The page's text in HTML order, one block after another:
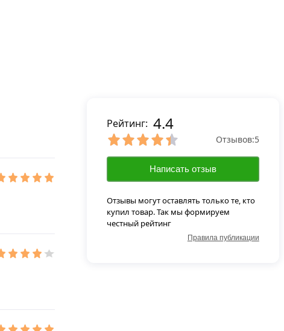
Рейтинг: 4.4
Отзывов:5
Написать отзыв
Отзывы могут оставлять только те, кто
купил товар. Так мы формируем
честный рейтинг
Правила публикации